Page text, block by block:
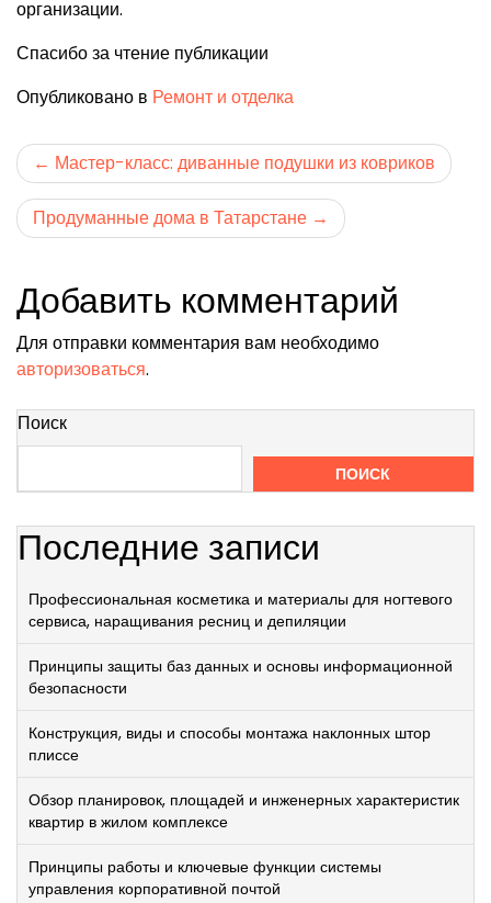
организации.
Спасибо за чтение публикации
Опубликовано в Ремонт и отделка
Навигация
по
записям
Мастер-класс: диванные подушки из ковриков
Продуманные дома в Татарстане
Добавить комментарий
Для отправки комментария вам необходимо
авторизоваться.
Поиск
ПОИСК
Последние записи
Профессиональная косметика и материалы для ногтевого
сервиса, наращивания ресниц и депиляции
Принципы защиты баз данных и основы информационной
безопасности
Конструкция, виды и способы монтажа наклонных штор
плиссе
Обзор планировок, площадей и инженерных характеристик
квартир в жилом комплексе
Принципы работы и ключевые функции системы
управления корпоративной почтой